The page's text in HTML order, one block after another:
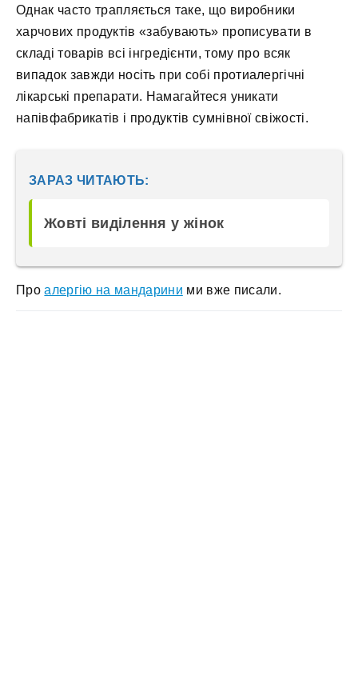
Однак часто трапляється таке, що виробники
харчових продуктів «забувають» прописувати в
складі товарів всі інгредієнти, тому про всяк
випадок завжди носіть при собі протиалергічні
лікарські препарати. Намагайтеся уникати
напівфабрикатів і продуктів сумнівної свіжості.
ЗАРАЗ ЧИТАЮТЬ:
Жовті виділення у жінок
Проалергію на мандарини ми вже писали.